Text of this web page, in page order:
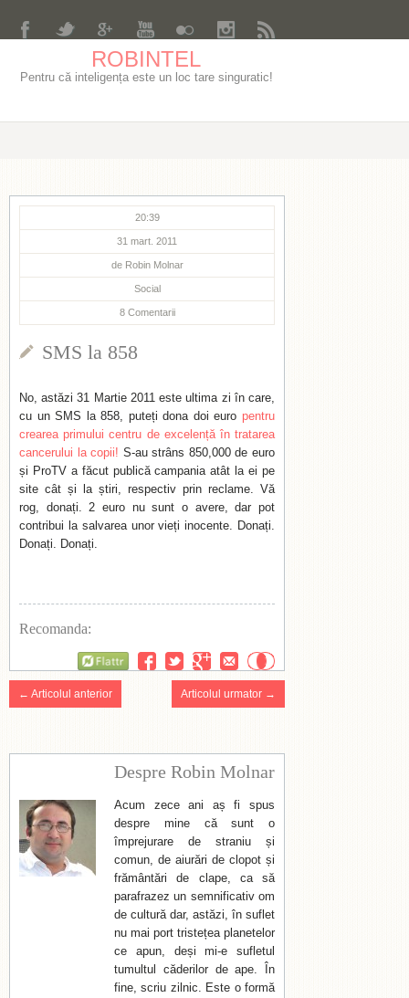
ROBINTEL
Pentru că inteligența este un loc tare singuratic!
20:39
31 mart. 2011
de Robin Molnar
Social
8 Comentarii
SMS la 858
No, astăzi 31 Martie 2011 este ultima zi în care,
cu un SMS la 858, puteți dona doi euro pentru
crearea primului centru de excelență în tratarea
cancerului la copii! S-au strâns 850,000 de euro
și ProTV a făcut publică campania atât la ei pe
site cât și la știri, respectiv prin reclame. Vă
rog, donați. 2 euro nu sunt o avere, dar pot
contribui la salvarea unor vieți inocente. Donați.
Donați. Donați.
Recomanda:
← Articolul anterior Articolul urmator →
Despre Robin Molnar
Acum zece ani aș fi spus
despre mine că sunt o
împrejurare de straniu și
comun, de aiurări de clopot și
frământări de clape, ca să
parafrazez un semnificativ om
de cultură dar, astăzi, în suflet
nu mai port tristețea planetelor
ce apun, deși mi-e sufletul
tumultul căderilor de ape. În
fine, scriu zilnic. Este o formă